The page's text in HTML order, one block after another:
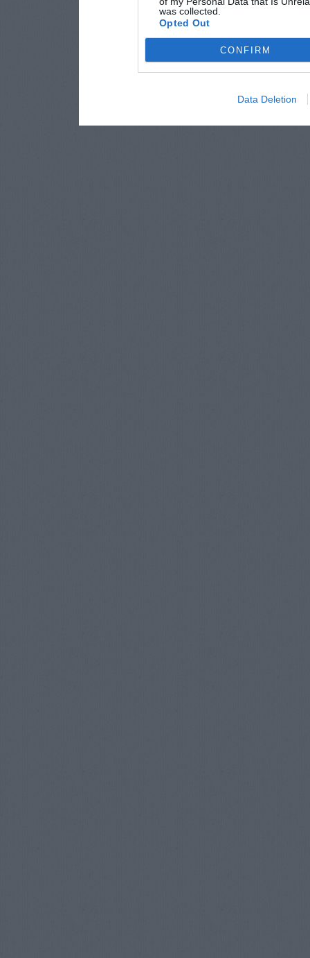
was collected.
Opted Out
CONFIRM
Data Deletion